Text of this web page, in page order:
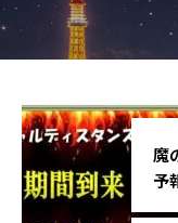
秘伝公開！吉凶カレン
記事カテゴリー
ブログ
お知らせ
魔
予